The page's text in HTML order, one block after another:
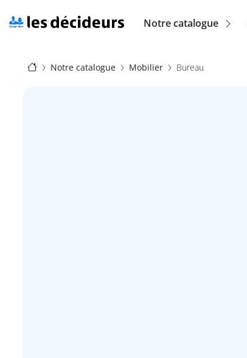
au
contenu
Navigation
(location)
Notre catalogue
Fil
Notre catalogue Mobilier Bureau